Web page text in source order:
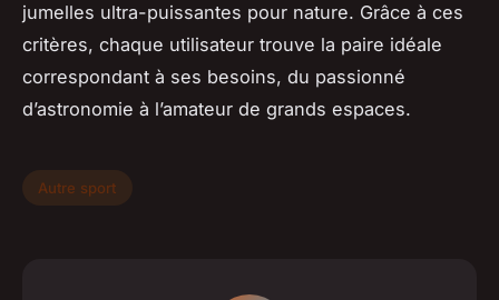
jumelles ultra-puissantes pour nature. Grâce à ces
critères, chaque utilisateur trouve la paire idéale
correspondant à ses besoins, du passionné
d’astronomie à l’amateur de grands espaces.
Autre sport